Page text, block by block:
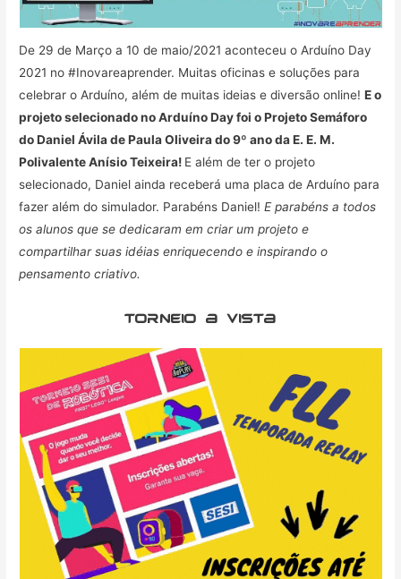
De 29 de Março a 10 de maio/2021 aconteceu o Arduíno Day
2021 no #Inovareaprender. Muitas oficinas e soluções para
celebrar o Arduíno, além de muitas ideias e diversão online!E o
projeto selecionado no Arduíno Day foi o Projeto Semáforo
do Daniel Ávila de Paula Oliveira do 9º ano da E. E. M.
Polivalente Anísio Teixeira! E além de ter o projeto
selecionado, Daniel ainda receberá uma placa de Arduíno para
fazer além do simulador. Parabéns Daniel!E parabéns a todos
os alunos que se dedicaram em criar um projeto e
compartilhar suas idéias enriquecendo e inspirando o
pensamento criativo.
torneio a vista